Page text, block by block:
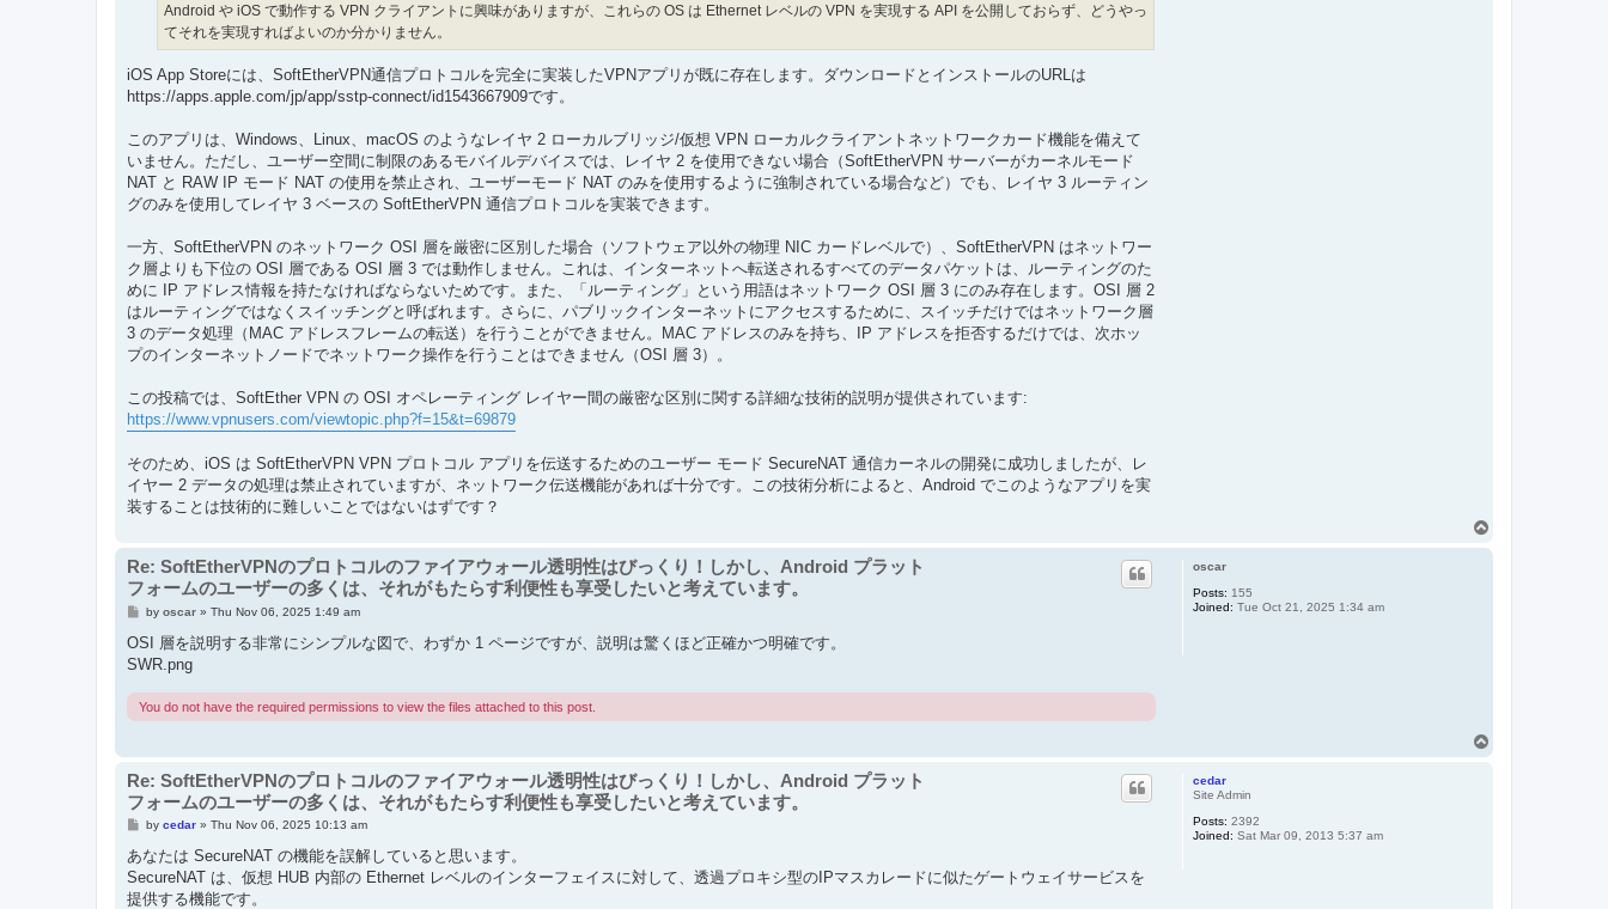
Android や iOS で動作する VPN クライアントに興味がありますが、これらの OS は Ethernet レベルの VPN を実現する API を公開しておらず、どうやっ
てそれを実現すればよいのか分かりません。
iOS App Storeには、SoftEtherVPN通信プロトコルを完全に実装したVPNアプリが既に存在します。ダウンロードとインストールのURLは
https://apps.apple.com/jp/app/sstp-connect/id1543667909です。
このアプリは、Windows、Linux、macOS のようなレイヤ 2 ローカルブリッジ/仮想 VPN ローカルクライアントネットワークカード機能を備えて
いません。ただし、ユーザー空間に制限のあるモバイルデバイスでは、レイヤ 2 を使用できない場合（SoftEtherVPN サーバーがカーネルモード
NAT と RAW IP モード NAT の使用を禁止され、ユーザーモード NAT のみを使用するように強制されている場合など）でも、レイヤ 3 ルーティン
グのみを使用してレイヤ 3 ベースの SoftEtherVPN 通信プロトコルを実装できます。
一方、SoftEtherVPN のネットワーク OSI 層を厳密に区別した場合（ソフトウェア以外の物理 NIC カードレベルで）、SoftEtherVPN はネットワー
ク層よりも下位の OSI 層である OSI 層 3 では動作しません。これは、インターネットへ転送されるすべてのデータパケットは、ルーティングのた
めに IP アドレス情報を持たなければならないためです。また、「ルーティング」という用語はネットワーク OSI 層 3 にのみ存在します。OSI 層 2
はルーティングではなくスイッチングと呼ばれます。さらに、パブリックインターネットにアクセスするために、スイッチだけではネットワーク層
3 のデータ処理（MAC アドレスフレームの転送）を行うことができません。MAC アドレスのみを持ち、IP アドレスを拒否するだけでは、次ホッ
プのインターネットノードでネットワーク操作を行うことはできません（OSI 層 3）。
この投稿では、SoftEther VPN の OSI オペレーティング レイヤー間の厳密な区別に関する詳細な技術的説明が提供されています:
https://www.vpnusers.com/viewtopic.php?f=15&t=69879
そのため、iOS は SoftEtherVPN VPN プロトコル アプリを伝送するためのユーザー モード SecureNAT 通信カーネルの開発に成功しましたが、レ
イヤー 2 データの処理は禁止されていますが、ネットワーク伝送機能があれば十分です。この技術分析によると、Android でこのようなアプリを実
装することは技術的に難しいことではないはずです？
oscar
Posts: 155
Joined: Tue Oct 21, 2025 1:34 am
Re: SoftEtherVPNのプロトコルのファイアウォール透明性はびっくり！しかし、Android プラット
フォームのユーザーの多くは、それがもたらす利便性も享受したいと考えています。
P
s
by oscar» Thu Nov 06, 2025 1:49 am
OSI 層を説明する非常にシンプルな図で、わずか 1 ページですが、説明は驚くほど正確かつ明確です。
SWR.png
You do not have the required permissions to view the files attached to this post.
cedar
Site Admin
Posts: 2392
Joined: Sat Mar 09, 2013 5:37 am
Re: SoftEtherVPNのプロトコルのファイアウォール透明性はびっくり！しかし、Android プラット
フォームのユーザーの多くは、それがもたらす利便性も享受したいと考えています。
P
s
t
by cedar» Thu Nov 06, 2025 10:13 am
あなたは SecureNAT の機能を誤解していると思います。
SecureNAT は、仮想 HUB 内部の Ethernet レベルのインターフェイスに対して、透過プロキシ型のIPマスカレードに似たゲートウェイサービスを
提供する機能です。